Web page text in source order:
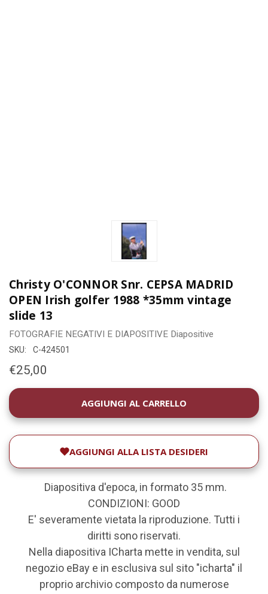
Christy O'CONNOR Snr. CEPSA MADRID
OPEN Irish golfer 1988 *35mm vintage
slide 13
FOTOGRAFIE NEGATIVI E DIAPOSITIVE Diapositive
SKU: C-424501
€25,00
DISPONIBILITÀ
ATTUALE:
AGGIUNGI ALLA LISTA DESIDERI
Diapositiva d'epoca, in formato 35 mm.
CONDIZIONI: GOOD
E' severamente vietata la riproduzione. Tutti i
diritti sono riservati.
Nella diapositiva ICharta mette in vendita, sul
negozio eBay e in esclusiva sul sito "icharta" il
proprio archivio composto da numerose